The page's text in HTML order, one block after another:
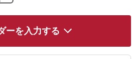
ーを入力する